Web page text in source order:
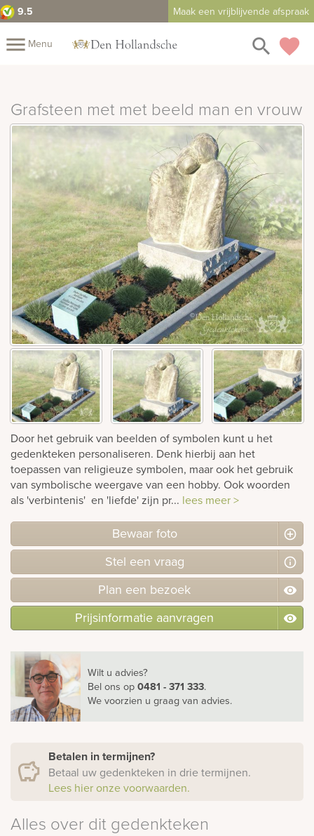
9.5 Maak een vrijblijvende afspraak
menu Menu favorite
Fotomap
search
close
Assortiment
Informatie
Prijzen
Over
ons
Duurzaamheid Winkels Contact
Bekijk
ook:
Grafsteen met met beeld man en vrouw
Door het gebruik van beelden of symbolen kunt u het
gedenkteken personaliseren. Denk hierbij aan het
toepassen van religieuze symbolen, maar ook het gebruik
van symbolische weergave van een hobby. Ook woorden
als 'verbintenis' en 'liefde' zijn pr... lees meer >
Bewaar foto
Stel een vraag
Plan een bezoek
Prijsinformatie aanvragen
Wilt u advies?
Bel ons op0481 - 371 333.
We voorzien u graag van advies.
Betalen in termijnen?
Betaal uw gedenkteken in drie termijnen.
Lees hier onze voorwaarden.
Alles over dit gedenkteken